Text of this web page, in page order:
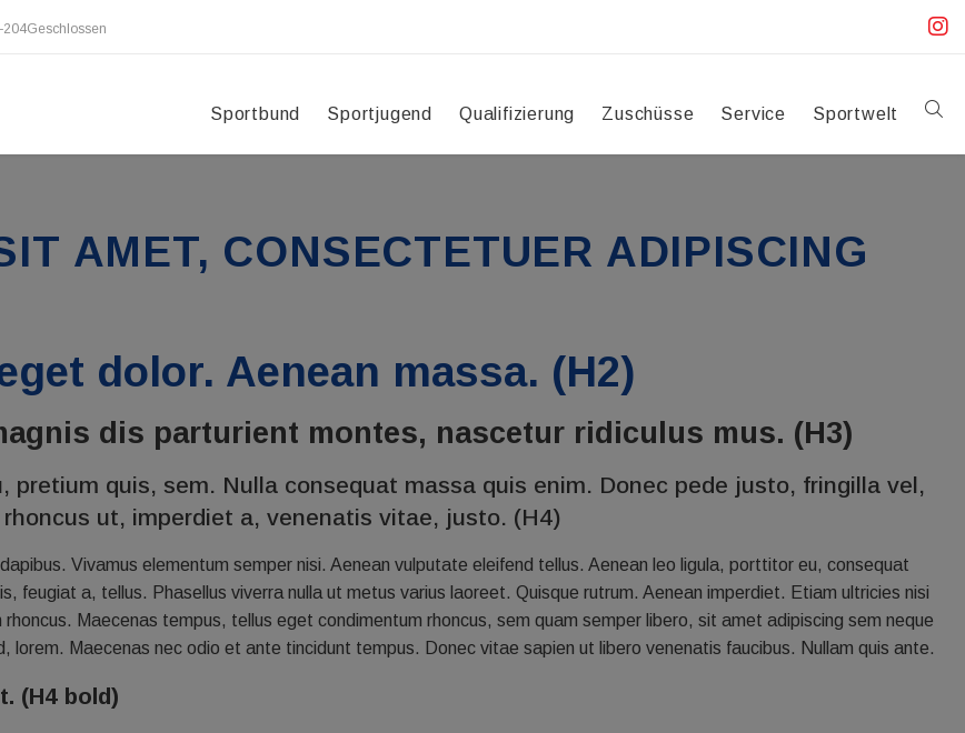
204Geschlossen
Sportbund Sportjugend Qualifizierung Zuschüsse Service Sportwelt
AMET, CONSECTETUER ADIPISCING
dolor. Aenean massa. (H2)
dis parturient montes, nascetur ridiculus mus. (H3)
pretium quis, sem. Nulla consequat massa quis enim. Donec pede justo, fringilla vel,
ut, imperdiet a, venenatis vitae, justo. (H4)
Vivamus elementum semper nisi. Aenean vulputate eleifend tellus. Aenean leo ligula, porttitor eu, consequat
feugiat a, tellus. Phasellus viverra nulla ut metus varius laoreet. Quisque rutrum. Aenean imperdiet. Etiam ultricies nisi
Maecenas tempus, tellus eget condimentum rhoncus, sem quam semper libero, sit amet adipiscing sem neque
lorem. Maecenas nec odio et ante tincidunt tempus. Donec vitae sapien ut libero venenatis faucibus. Nullam quis ante.
(H4 bold)